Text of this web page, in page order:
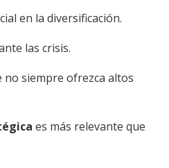
en la diversificación.
las crisis.
no siempre ofrezca altos
es más relevante que